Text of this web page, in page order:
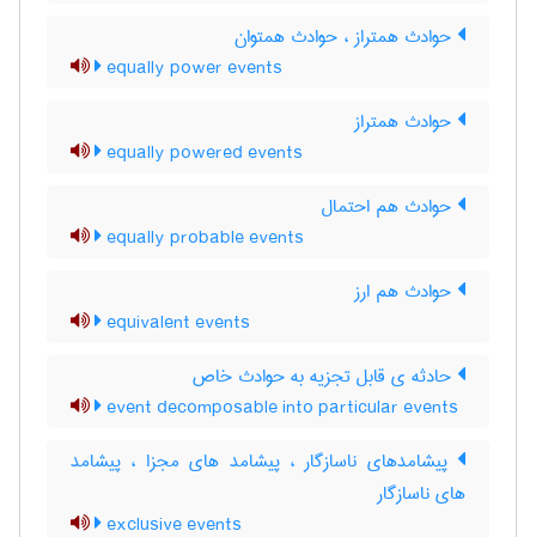
حوادث همتراز ، حوادث همتوان
equally power events
حوادث همتراز
equally powered events
حوادث هم احتمال
equally probable events
حوادث هم ارز
equivalent events
حادثه ی قابل تجزیه به حوادث خاص
event decomposable into particular events
پیشامدهای ناسازگار ، پیشامد های مجزا ، پیشامد
های ناسازگار
exclusive events